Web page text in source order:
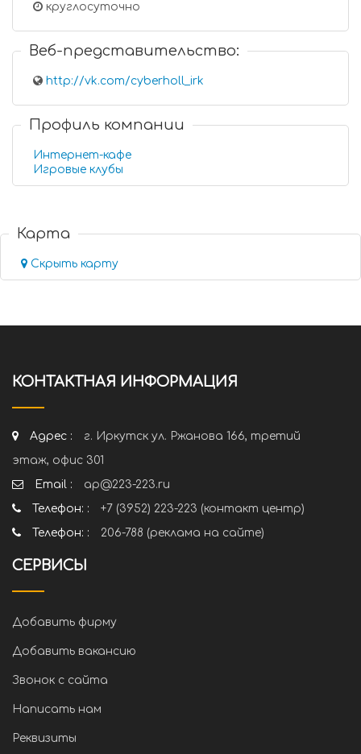
круглосуточно
Веб-представительство:
http://vk.com/cyberholl_irk
Профиль компании
Интернет-кафе
Игровые клубы
Карта
Скрыть карту
КОНТАКТНАЯ ИНФОРМАЦИЯ
Адрес :
г. Иркутск ул. Ржанова 166, третий
этаж, офис 301
Email :
ap@223-223.ru
Телефон: :
+7 (3952) 223-223 (контакт центр)
Телефон: :
206-788 (реклама на сайте)
СЕРВИСЫ
Добавить фирму
Добавить вакансию
Звонок с сайта
Написать нам
Реквизиты